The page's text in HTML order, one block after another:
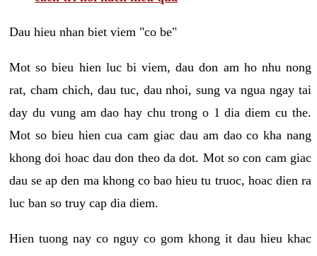
Dau hieu nhan biet viem "co be"
Mot so bieu hien luc bi viem, dau don am ho nhu nong
rat, cham chich, dau tuc, dau nhoi, sung va ngua ngay tai
day du vung am dao hay chu trong o 1 dia diem cu the.
Mot so bieu hien cua cam giac dau am dao co kha nang
khong doi hoac dau don theo da dot. Mot so con cam giac
dau se ap den ma khong co bao hieu tu truoc, hoac dien ra
luc ban so truy cap dia diem.
Hien tuong nay co nguy co gom khong it dau hieu khac